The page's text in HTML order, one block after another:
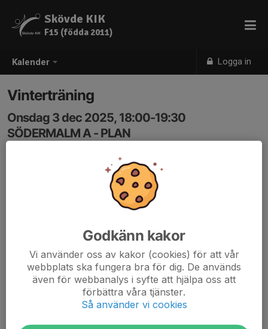
Kalender Logga in
Skövde KIK
F15 (födda 2011)
Vinterträning
Onsdag 3 dec 2025, 18:00-19:30
SÖDERMALM A - PLAN
Godkänn kakor
Vi använder oss av kakor (cookies) för att vår
webbplats ska fungera bra för dig. De används
även för webbanalys i syfte att hjälpa oss att
förbättra våra tjänster.
Så använder vi cookies